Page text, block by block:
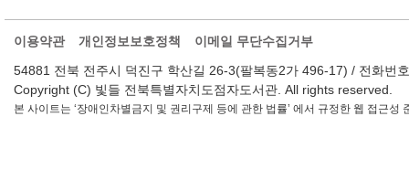
이용약관 개인정보보호정책
이메일 무단수집거부
54881 전북 전주시 덕진구 학산길 26-3(팔복동2가 496-17) / 전화
Copyright (C) 빛들 전북특별자치도점자도서관. All rights reserved.
본 사이트는 ‘장애인차별금지 및 권리구제 등에 관한 법률’ 에서 규정한 웹 접근